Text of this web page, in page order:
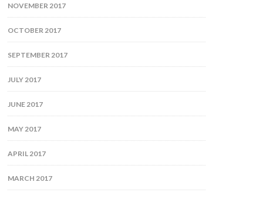
NOVEMBER 2017
OCTOBER 2017
SEPTEMBER 2017
JULY 2017
JUNE 2017
MAY 2017
APRIL 2017
MARCH 2017